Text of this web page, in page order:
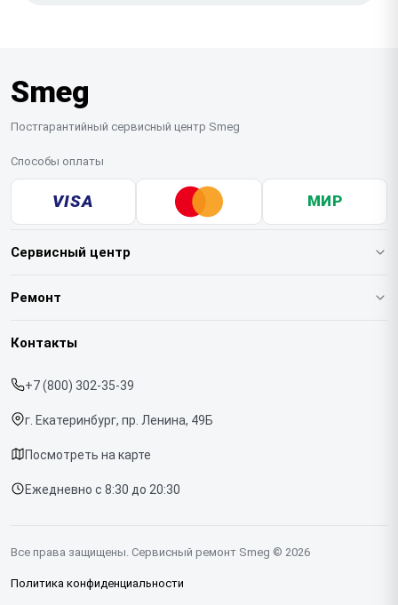
Smeg
Постгарантийный сервисный центр Smeg
Способы оплаты
VISA МИР
Сервисный центр
О нашем сервисе
Срочный ремонт
Доставка и способы оплаты
Диагностика
Контакты
Ремонт
Кофемашин
Винных шкафов
Контакты
+7 (800) 302-35-39
г. Екатеринбург, пр. Ленина, 49Б
Посмотреть на карте
Ежедневно с 8:30 до 20:30
Все права защищены. Сервисный ремонт Smeg © 2026
Политика конфиденциальности